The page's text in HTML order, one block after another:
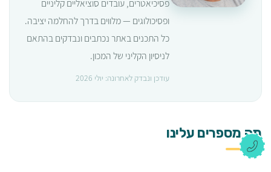
פסיכיאטרים, עובדים סוציאליים קליניים
ופסיכולוגים — מלווים בדרך להחלמה יציבה.
כל התכנים באתר נכתבים ונבדקים בהתאם
לניסיון הקליני של המכון.
עודכן ונבדק לאחרונה: יולי 2026
מה מספרים עלינו